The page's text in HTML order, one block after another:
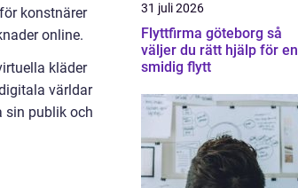
konstnärer
online.
kläder
världar
sin publik och
31 juli 2026
Flyttfirma göteborg så
väljer du rätt hjälp för en
smidig flytt